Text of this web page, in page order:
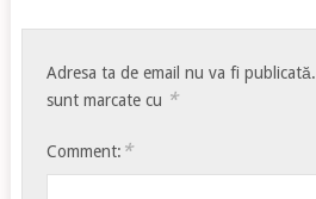
Adresa ta de email nu va fi publicată.
sunt marcate cu *
Comment: *